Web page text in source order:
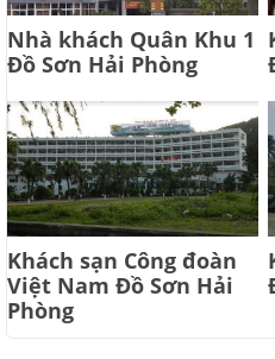
Nhà khách Quân Khu 1
Đồ Sơn Hải Phòng
Khách sạn Công đoàn
Việt Nam Đồ Sơn Hải
Phòng